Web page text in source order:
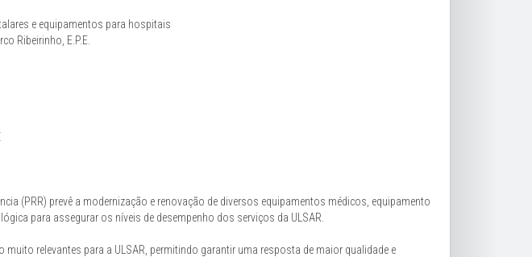
e equipamentos para hospitais
Ribeirinho, E.P.E.
(PRR) prevê a modernização e renovação de diversos equipamentos médicos, equipamento
para assegurar os níveis de desempenho dos serviços da ULSAR.
relevantes para a ULSAR, permitindo garantir uma resposta de maior qualidade e